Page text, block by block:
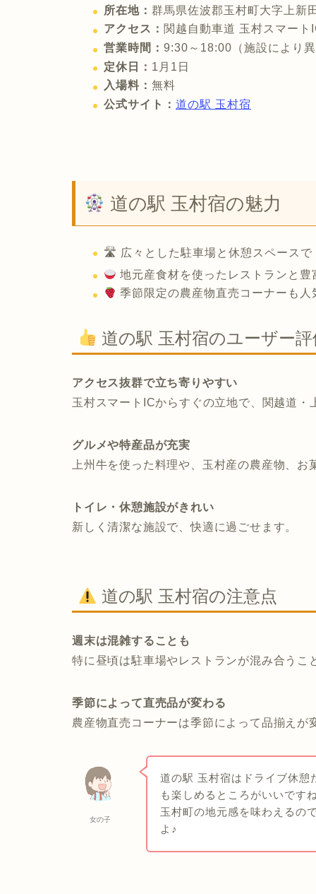
所在地： 群馬県佐波郡玉村町大字上新
アクセス： 関越自動車道 玉村スマー
営業時間： 9:30～18:00（施設により
定休日： 1月1日
入場料： 無料
公式サイト： 道の駅 玉村宿
道の駅 玉村宿の魅力
🛣 広々とした駐車場と休憩スペースで
地元産食材を使ったレストランと
季節限定の農産物直売コーナーも人
道の駅 玉村宿のユーザー
アクセス抜群で立ち寄りやすい
玉村スマートICからすぐの立地で、関越道
グルメや特産品が充実
上州牛を使った料理や、玉村産の農産物、
トイレ・休憩施設がきれい
新しく清潔な施設で、快適に過ごせます。
道の駅 玉村宿の注意点
週末は混雑することも
特に昼頃は駐車場やレストランが混み合う
季節によって直売品が変わる
農産物直売コーナーは季節によって品揃え
女の子
道の駅 玉村宿はドライブ休憩
も楽しめるところがいいです
玉村町の地元感を味わえるの
よ♪